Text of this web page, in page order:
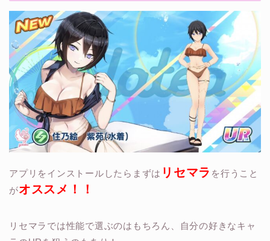
アプリをインストールしたらまずは リセマラ を行うこと
がオススメ！！
リセマラでは性能で選ぶのはもちろん、自分の好きなキャ